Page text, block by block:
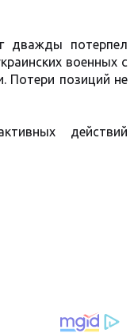
дважды потерпел
военных с
Потери позиций не
действий